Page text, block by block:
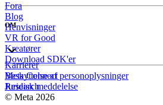
Fora
Blog
Henvisninger
VR for Good
Kreatører
Download SDK'er
OM
Karrierer
Meta Connect
Research
Beskyttelse af personoplysninger
Juridisk meddelelse
© Meta 2026